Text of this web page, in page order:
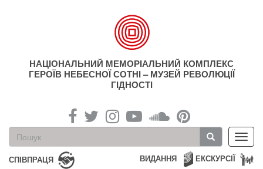
НАЦІОНАЛЬНИЙ МЕМОРІАЛЬНИЙ КОМПЛЕКС
ГЕРОЇВ НЕБЕСНОЇ СОТНІ – МУЗЕЙ РЕВОЛЮЦІЇ
ГІДНОСТІ
Пошукова
форма
Пошук
СПІВПРАЦЯ ЕКСКУРСІЇ
ВИДАННЯ